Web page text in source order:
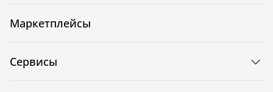
Маркетплейсы
Сервисы